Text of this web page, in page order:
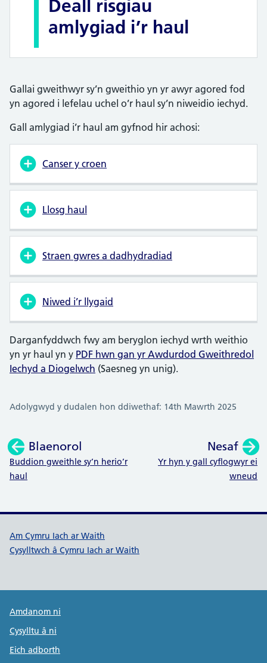
Deall risgiau
amlygiad i’r haul
Gallai gweithwyr sy’n gweithio yn yr awyr agored fod
yn agored i lefelau uchel o’r haul sy’n niweidio iechyd.
Gall amlygiad i’r haul am gyfnod hir achosi:
Canser y croen
Llosg haul
Straen gwres a dadhydradiad
Niwed i’r llygaid
Darganfyddwch fwy am beryglon iechyd wrth weithio
yn yr haul yn y PDF hwn gan yr Awdurdod Gweithredol
Iechyd a Diogelwch (Saesneg yn unig).
Adolygwyd y dudalen hon ddiwethaf: 14th Mawrth 2025
Blaenorol
:
Buddion gweithle sy’n herio’r
haul
Nesaf
Yr hyn y gall cyflogwyr ei
wneud
Dolenni cymorth Cymru Iach ar
Am Cymru Iach ar Waith
Cysylltwch â Cymru Iach ar Waith
Public Health Wales Support links
Amdanom ni
Cysylltu â ni
Eich adborth